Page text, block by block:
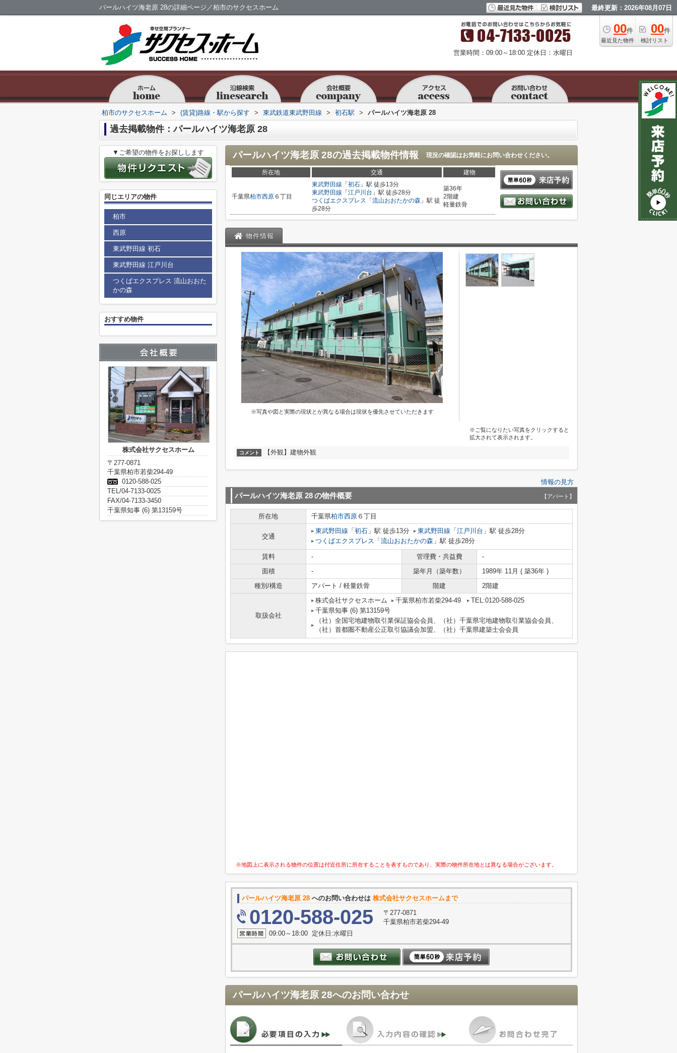
パールハイツ海老原 28の詳細ページ／柏市のサクセスホーム 最終更新：2026年08月07日
00件
最近見た物件
00件
検討リスト
営業時間：09:00～18:00 定休日：水曜日
柏市のサクセスホーム > (賃貸)路線・駅から探す > 東武鉄道東武野田線 > 初石駅 > パールハイツ海老原 28
過去掲載物件：パールハイツ海老原 28
パールハイツ海老原 28の過去掲載物件情報 現況の確認はお気軽にお問い合わせください。
所在地 交通 建物
千葉県柏市西原 ６丁目
東武野田線 「 初石 」駅 徒歩13分
東武野田線 「 江戸川台 」駅 徒歩28分
つくばエクスプレス 「 流山おおたかの森 」駅 徒
歩28分
築36年
2階建
軽量鉄骨
物件情報
※写真や図と実際の現状とが異なる場合は現状を優先させていただきます
※ご覧になりたい写真をクリックすると
拡大されて表示されます。
コメント 【外観】建物外観
情報の見方
パールハイツ海老原 28の物件概要 【アパート】
所在地 千葉県柏市西原 ６丁目
交通
東武野田線 「 初石 」駅 徒歩13分 東武野田線 「 江戸川台 」駅 徒歩28分
つくばエクスプレス 「 流山おおたかの森 」駅 徒歩28分
賃料 - 管理費・共益費
-
面積
- 築年月（築年数）
1989年 11月 ( 築36年 )
種別/構造
アパート / 軽量鉄骨 階建 2階建
取扱会社
株式会社サクセスホーム 千葉県柏市若柴294-49
TEL:0120-588-025
千葉県知事 (6) 第13159号
（社）全国宅地建物取引業保証協会会員、（社）千葉県宅地建物取引業協会会員、
（社）首都圏不動産公正取引協議会加盟、（社）千葉県建築士会会員
※地図上に表示される物件の位置は付近住所に所在することを表すものであり、実際の物件所在地とは異なる場合がございます。
パールハイツ海老原 28 へのお問い合わせは 株式会社サクセスホームまで
0120-588-025
〒277-0871
千葉県柏市若柴294-49
09:00～18:00 定休日:水曜日
パールハイツ海老原 28へのお問い合わせ
▼ご希望の物件をお探しします
同じエリアの物件
柏市
西原
東武野田線 初石
東武野田線 江戸川台
つくばエクスプレス 流山おおた
かの森
おすすめ物件
株式会社サクセスホーム
〒277-0871
千葉県柏市若柴294-49
0120-588-025
TEL/04-7133-0025
FAX/04-7133-3450
千葉県知事 (6) 第13159号